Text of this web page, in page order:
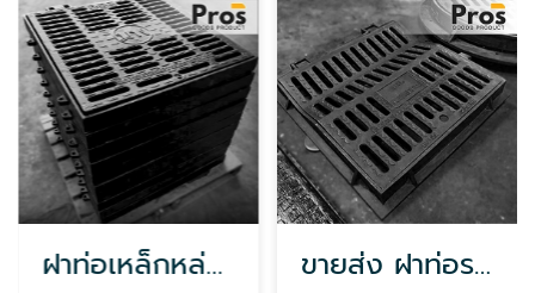
ฝาท่อเหล็กหล่อ สมุทรปราการ ขายส่ง ฝาท่อระบายน้ำเหล็กหล่อ